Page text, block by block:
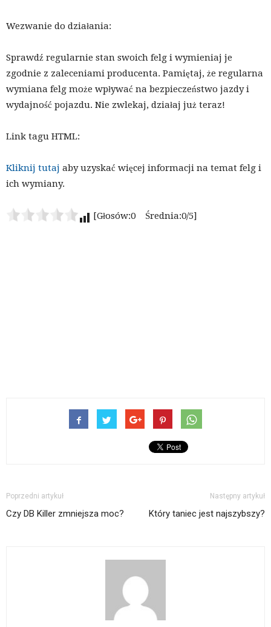
Wezwanie do działania:
Sprawdź regularnie stan swoich felg i wymieniaj je
zgodnie z zaleceniami producenta. Pamiętaj, że regularna
wymiana felg może wpływać na bezpieczeństwo jazdy i
wydajność pojazdu. Nie zwlekaj, działaj już teraz!
Link tagu HTML:
Kliknij tutaj aby uzyskać więcej informacji na temat felg i
ich wymiany.
[Głosów:0 Średnia:0/5]
Poprzedni artykuł
Czy DB Killer zmniejsza moc?
Następny artykuł
Który taniec jest najszybszy?